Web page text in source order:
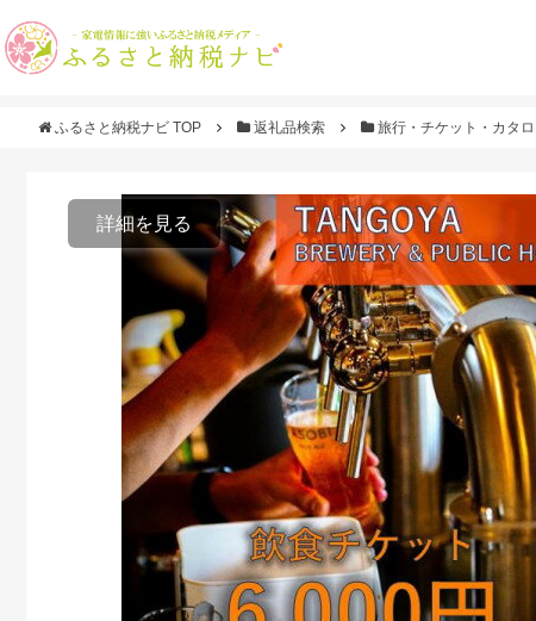
ふるさと納税ナビ TOP 返礼品検索 旅行・チケット・カタ
詳細を見る